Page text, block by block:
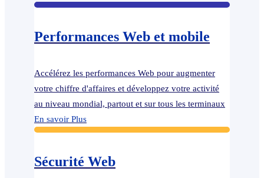
Performances Web et mobile
Accélérez les performances Web pour augmenter
votre chiffre d'affaires et développez votre activité
au niveau mondial, partout et sur tous les terminaux
En savoir Plus
Sécurité Web